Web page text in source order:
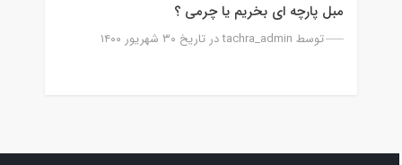
مبل پارچه ای بخریم یا چرمی ؟
توسط tachra_adminدر تاریخ ۳۰ شهریور ۱۴۰۰